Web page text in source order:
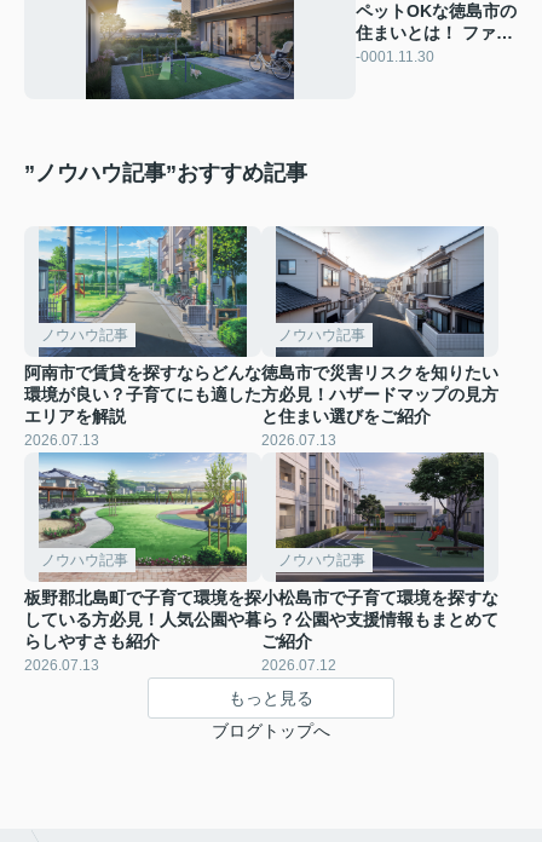
ペットOKな徳島市の
住まいとは！ ファミ
リー向け物件選びの
-0001.11.30
”ノウハウ記事”おすすめ記事
ノウハウ記事
阿南市で賃貸を探すならどんな
環境が良い？子育てにも適した
エリアを解説
2026.07.13
ノウハウ記事
徳島市で災害リスクを知りたい
方必見！ハザードマップの見方
と住まい選びをご紹介
2026.07.13
ノウハウ記事
板野郡北島町で子育て環境を探
している方必見！人気公園や暮
らしやすさも紹介
2026.07.13
ノウハウ記事
小松島市で子育て環境を探すな
ら？公園や支援情報もまとめて
ご紹介
2026.07.12
もっと見る
ブログトップへ